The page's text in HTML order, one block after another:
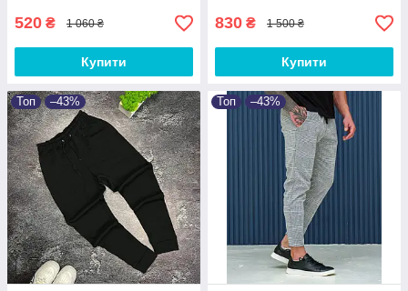
520 ₴ 1 060 ₴
Купити
830 ₴ 1 500 ₴
Купити
Топ –43% Топ –43%